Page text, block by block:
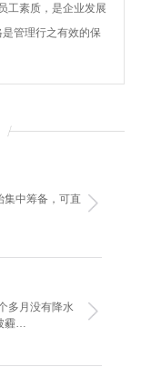
工素质，是企业发展
管理行之有效的保
集中筹备，可直
多月没有降水
霾…